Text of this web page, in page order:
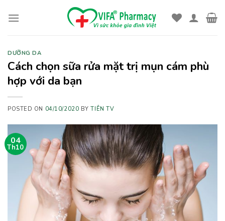
DƯỠNG DA
Cách chọn sữa rửa mặt trị mụn cám phù
hợp với da bạn
POSTED ON 04/10/2020 BYTIÊN TV
04
Th10